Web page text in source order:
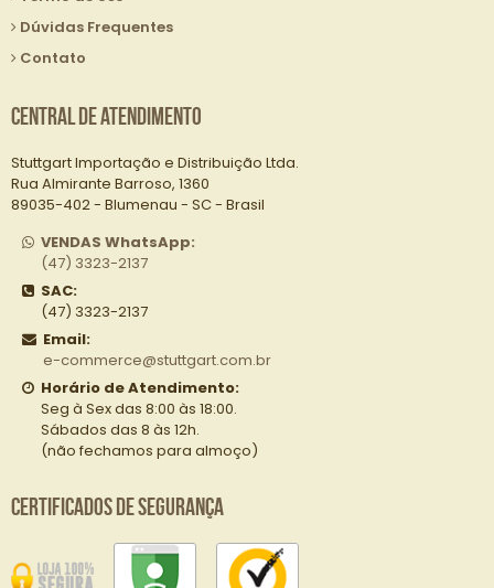
Dúvidas Frequentes
Contato
Central de Atendimento
Stuttgart Importação e Distribuição Ltda.
Rua Almirante Barroso, 1360
89035-402 - Blumenau - SC - Brasil
VENDAS WhatsApp:
(47) 3323-2137
SAC:
(47) 3323-2137
Email:
e-commerce@stuttgart.com.br
Horário de Atendimento:
Seg à Sex das 8:00 às 18:00.
Sábados das 8 às 12h.
(não fechamos para almoço)
Certificados de Segurança